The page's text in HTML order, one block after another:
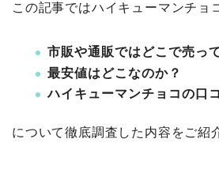
この記事ではハイキューマンチョ
市販や通販ではどこで売っ
最安値はどこなのか？
ハイキューマンチョコの口
について徹底調査した内容をご紹